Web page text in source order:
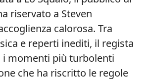
riservato a Steven
calorosa. Tra
e reperti inediti, il regista
i momenti più turbolenti
che ha riscritto le regole